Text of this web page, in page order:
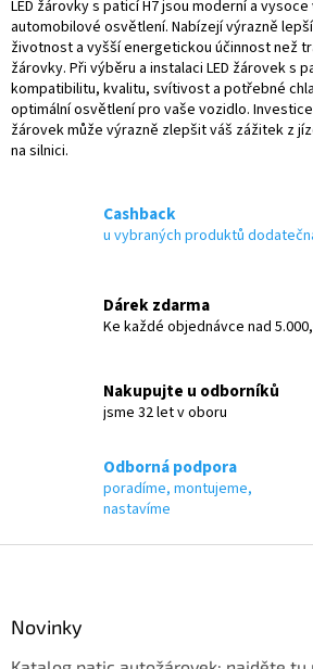
á
d
a
c
í
p
v
u
LED žárovky s paticí H7 jsou moderní a
automobilové osvětlení. Nabízejí výrazně
životnost a vyšší energetickou účinnost než
žárovky. Při výběru a instalaci LED žárovek s
kompatibilitu, kvalitu, svítivost a potřebné
optimální osvětlení pro vaše vozidlo. Investice
žárovek může výrazně zlepšit váš zážitek z
na silnici.
Cashback
u vybraných produktů
Dárek zdarma
Ke každé objednávce nad
Nakupujte u odborníků
jsme 32 let v oboru
Odborná podpora
poradíme, montujeme,
nastavíme
Novinky